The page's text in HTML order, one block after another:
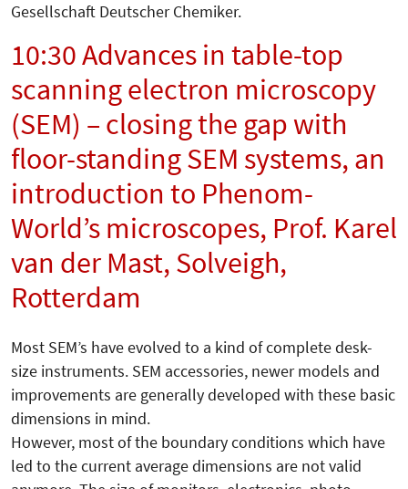
Gesellschaft Deutscher Chemiker.
10:30 Advances in table-top
scanning electron microscopy
(SEM) – closing the gap with
floor-standing SEM systems, an
introduction to Phenom-
World’s microscopes, Prof. Karel
van der Mast, Solveigh,
Rotterdam
Most SEM’s have evolved to a kind of complete desk-
size instruments. SEM accessories, newer models and
improvements are generally developed with these basic
dimensions in mind.
However, most of the boundary conditions which have
led to the current average dimensions are not valid